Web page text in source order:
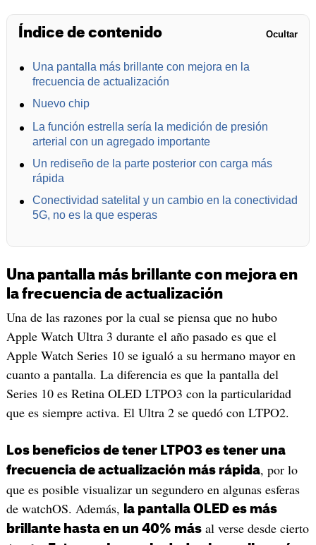
Índice de contenido Ocultar
Una pantalla más brillante con mejora en la
frecuencia de actualización
Nuevo chip
La función estrella sería la medición de presión
arterial con un agregado importante
Un rediseño de la parte posterior con carga más
rápida
Conectividad satelital y un cambio en la conectividad
5G, no es la que esperas
Una pantalla más brillante con mejora en
la frecuencia de actualización
Una de las razones por la cual se piensa que no hubo
Apple Watch Ultra 3 durante el año pasado es que el
Apple Watch Series 10 se igualó a su hermano mayor en
cuanto a pantalla. La diferencia es que la pantalla del
Series 10 es Retina OLED LTPO3 con la particularidad
que es siempre activa. El Ultra 2 se quedó con LTPO2.
Los beneficios de tener LTPO3 es tener una
frecuencia de actualización más rápida, por lo
que es posible visualizar un segundero en algunas esferas
de watchOS. Además,
la pantalla OLED es más
brillante hasta en un 40% másal verse desde cierto